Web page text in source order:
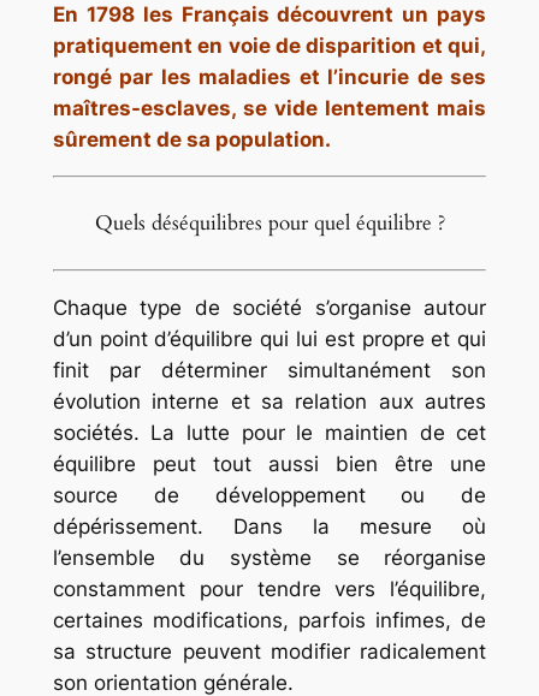
En 1798 les Français découvrent un pays
pratiquement en voie de disparition et qui,
rongé par les maladies et l’incurie de ses
maîtres-esclaves, se vide lentement mais
sûrement de sa population.
Quels déséquilibres pour quel équilibre ?
Chaque type de société s’organise autour
d’un point d’équilibre qui lui est propre et qui
finit par déterminer simultanément son
évolution interne et sa relation aux autres
sociétés. La lutte pour le maintien de cet
équilibre peut tout aussi bien être une
source de développement ou de
dépérissement. Dans la mesure où
l’ensemble du système se réorganise
constamment pour tendre vers l’équilibre,
certaines modifications, parfois infimes, de
sa structure peuvent modifier radicalement
son orientation générale.